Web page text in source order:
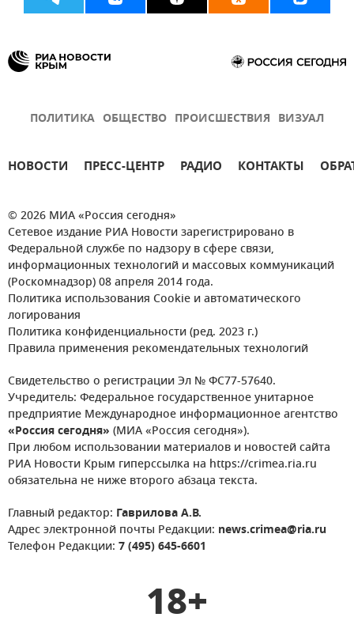
ПОЛИТИКА ОБЩЕСТВО ПРОИСШЕСТВИЯ ВИЗУАЛ
НОВОСТИ ПРЕСС-ЦЕНТР РАДИО КОНТАКТЫ
© 2026 МИА «Россия сегодня»
Сетевое издание РИА Новости зарегистрировано в
Федеральной службе по надзору в сфере связи,
информационных технологий и массовых коммуникаций
(Роскомнадзор) 08 апреля 2014 года.
Политика использования Cookie и автоматического
логирования
Политика конфиденциальности (ред. 2023 г.)
Правила применения рекомендательных технологий
Свидетельство о регистрации Эл № ФС77-57640.
Учредитель: Федеральное государственное унитарное
предприятие Международное информационное агентство
«Россия сегодня» (МИА «Россия сегодня»).
При любом использовании материалов и новостей сайта
РИА Новости Крым гиперссылка на https://crimea.ria.ru
обязательна не ниже второго абзаца текста.
Главный редактор: Гаврилова А.В.
Адрес электронной почты Редакции: news.crimea@ria.ru
Телефон Редакции: 7 (495) 645-6601
18+